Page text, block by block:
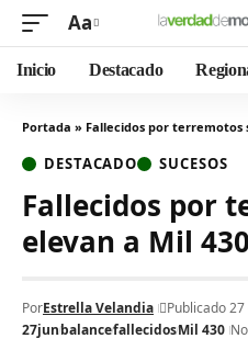
Aa
Inicio Destacado
Portada » Fallecidos por terremotos
DESTACADO SUCESOS
Fallecidos por
elevan a Mil
PorEstrella Velandia
Publicado
27junbalancefallecidosMil 430